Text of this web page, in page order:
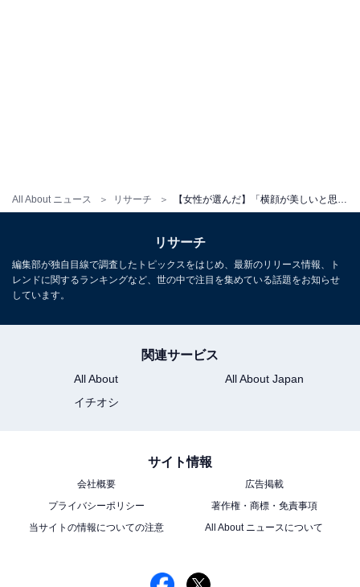
All About ニュース リサーチ
こちらもおすすめ
た1位は？【2026年調査】
リサーチ
編集部が独自目線で調査したトピックスをはじめ、最新のリリース情報、ト
レンドに関するランキングなど、世の中で注目を集めている話題をお知らせ
しています。
関連サービス
All About
All About Japan
イチオシ
サイト情報
会社概要
広告掲載
プライバシーポリシー
著作権・商標・免責事項
当サイトの情報についての注意
All About ニュースについて